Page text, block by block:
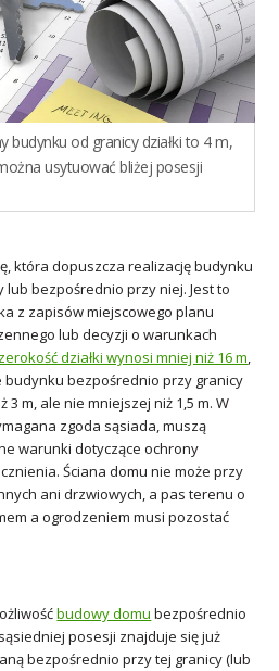
budynku od granicy działki to 4 m,
usytuować bliżej posesji
która dopuszcza realizację budynku
lub bezpośrednio przy niej. Jest to
z zapisów miejscowego planu
lub decyzji o warunkach
działki wynosi mniej niż 16 m,
bezpośrednio przy granicy
3 m, ale nie mniejszej niż 1,5 m. W
zgoda sąsiada, muszą
warunki dotyczące ochrony
Ściana domu nie może przy
ani drzwiowych, a pas terenu o
a ogrodzeniem musi pozostać
budowy domu bezpośrednio
posesji znajduje się już
bezpośrednio przy tej granicy (lub